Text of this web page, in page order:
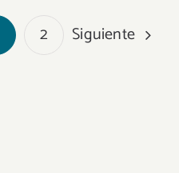
2 Siguiente